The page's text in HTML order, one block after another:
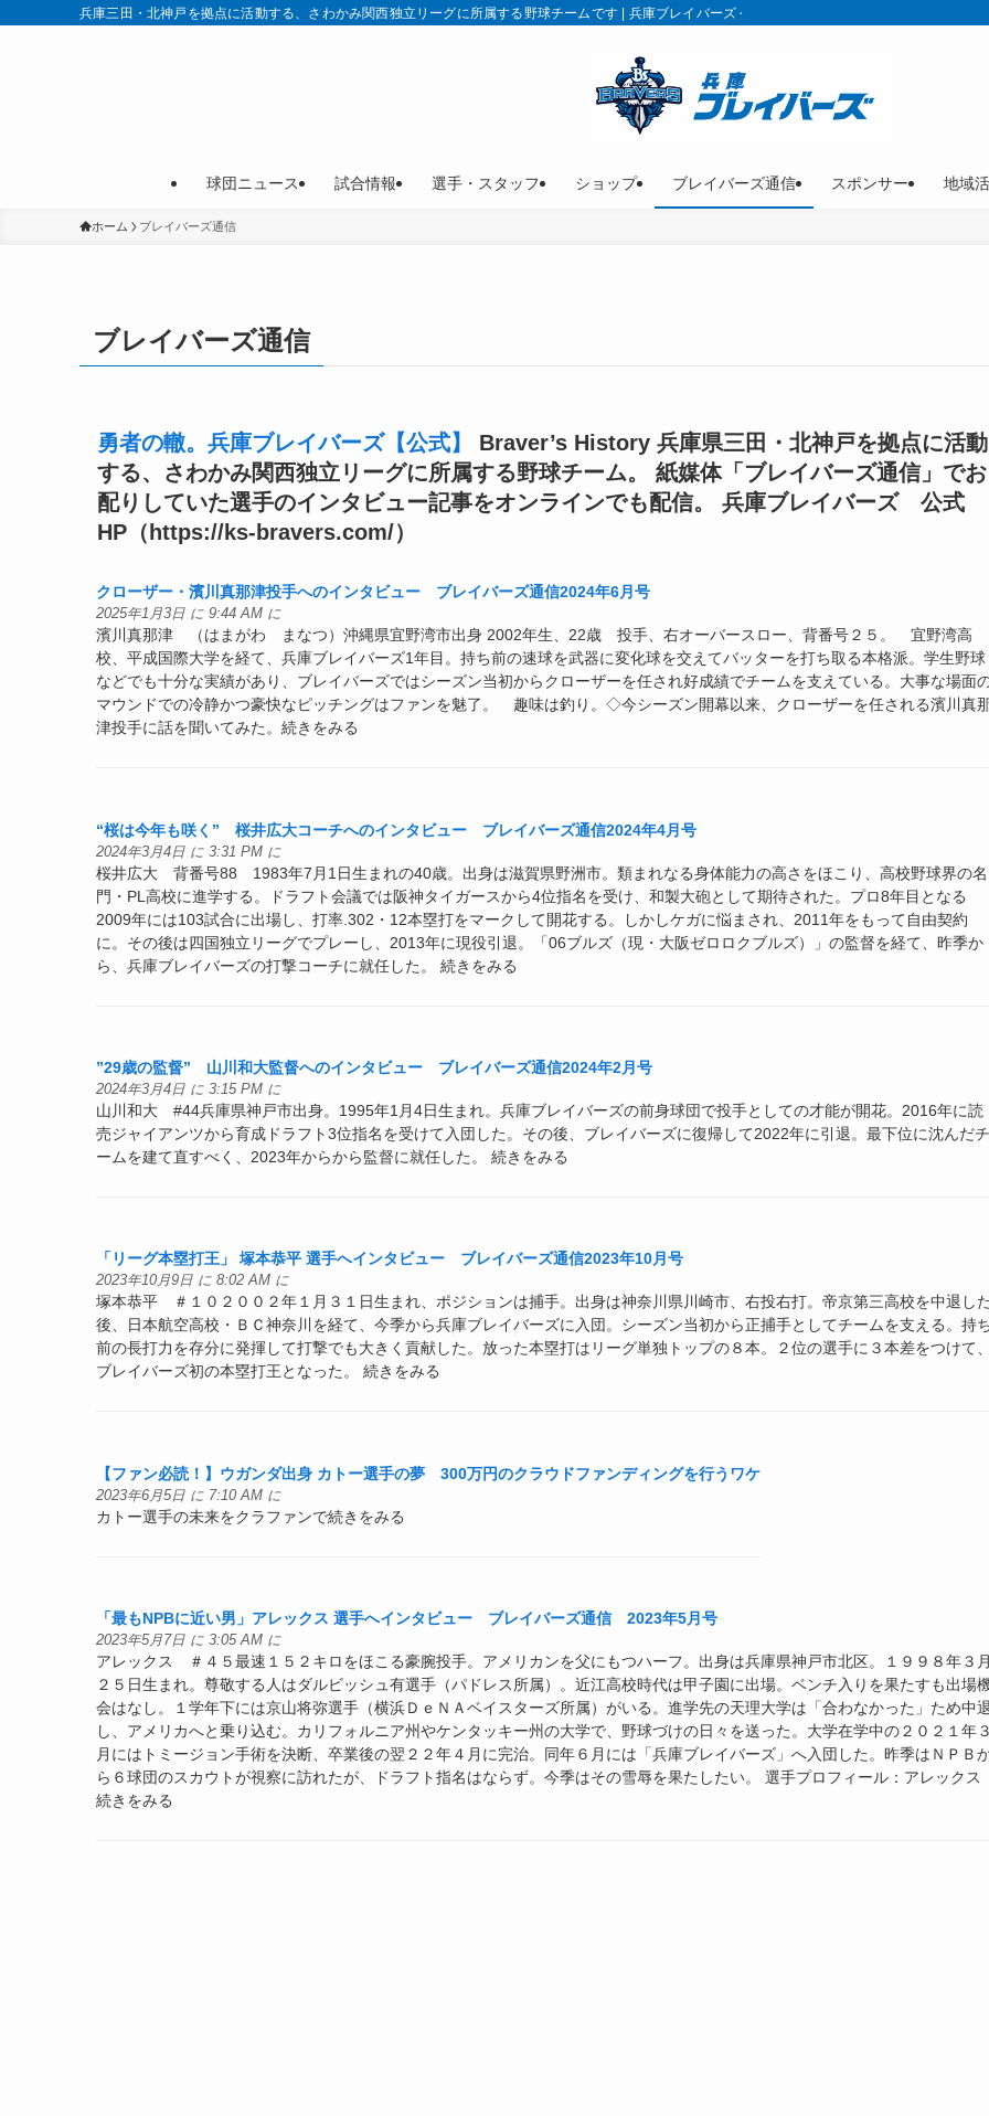
兵庫三田・北神戸を拠点に活動する、さわかみ関西独立リーグに所属する野球チームです | 兵庫ブレイバーズ 公式サイト
球団ニュース 試合情報 選手・スタッフ ショップ ブレイバーズ通信 スポンサー 地域
ホーム ブレイバーズ通信
ブレイバーズ通信
勇者の轍。兵庫ブレイバーズ【公式】
Braver’s History 兵庫県三田・北神戸を拠点に活動
する、さわかみ関西独立リーグに所属する野球チーム。 紙媒体「ブレイバーズ通信」でお
配りしていた選手のインタビュー記事をオンラインでも配信。 兵庫ブレイバーズ 公式
HP（https://ks-bravers.com/）
クローザー・濱川真那津投手へのインタビュー ブレイバーズ通信2024年6月号
2025年1月3日 に 9:44 AM に
濱川真那津 （はまがわ まなつ）沖縄県宜野湾市出身 2002年生、22歳 投手、右オーバースロー、背番号２５。 宜野湾高
校、平成国際大学を経て、兵庫ブレイバーズ1年目。持ち前の速球を武器に変化球を交えてバッターを打ち取る本格派。学生野球
などでも十分な実績があり、ブレイバーズではシーズン当初からクローザーを任され好成績でチームを支えている。大事な場面
マウンドでの冷静かつ豪快なピッチングはファンを魅了。 趣味は釣り。◇今シーズン開幕以来、クローザーを任される濱川真
津投手に話を聞いてみた。続きをみる
“桜は今年も咲く” 桜井広大コーチへのインタビュー ブレイバーズ通信2024年4月号
2024年3月4日 に 3:31 PM に
桜井広大 背番号88 1983年7月1日生まれの40歳。出身は滋賀県野洲市。類まれなる身体能力の高さをほこり、高校野球界の名
門・PL高校に進学する。ドラフト会議では阪神タイガースから4位指名を受け、和製大砲として期待された。プロ8年目となる
2009年には103試合に出場し、打率.302・12本塁打をマークして開花する。しかしケガに悩まされ、2011年をもって自由契約
に。その後は四国独立リーグでプレーし、2013年に現役引退。「06ブルズ（現・大阪ゼロロクブルズ）」の監督を経て、昨季か
ら、兵庫ブレイバーズの打撃コーチに就任した。 続きをみる
”29歳の監督” 山川和大監督へのインタビュー ブレイバーズ通信2024年2月号
2024年3月4日 に 3:15 PM に
山川和大 #44兵庫県神戸市出身。1995年1月4日生まれ。兵庫ブレイバーズの前身球団で投手としての才能が開花。2016年に読
売ジャイアンツから育成ドラフト3位指名を受けて入団した。その後、ブレイバーズに復帰して2022年に引退。最下位に沈んだチ
ームを建て直すべく、2023年からから監督に就任した。 続きをみる
「リーグ本塁打王」 塚本恭平 選手へインタビュー ブレイバーズ通信2023年10月号
2023年10月9日 に 8:02 AM に
塚本恭平 ＃１０２００２年１月３１日生まれ、ポジションは捕手。出身は神奈川県川崎市、右投右打。帝京第三高校を中退した
後、日本航空高校・ＢＣ神奈川を経て、今季から兵庫ブレイバーズに入団。シーズン当初から正捕手としてチームを支える。持
前の長打力を存分に発揮して打撃でも大きく貢献した。放った本塁打はリーグ単独トップの８本。２位の選手に３本差をつけて、
ブレイバーズ初の本塁打王となった。 続きをみる
【ファン必読！】ウガンダ出身 カトー選手の夢 300万円のクラウドファンディングを行うワケ
2023年6月5日 に 7:10 AM に
カトー選手の未来をクラファンで続きをみる
「最もNPBに近い男」アレックス 選手へインタビュー ブレイバーズ通信 2023年5月号
2023年5月7日 に 3:05 AM に
アレックス ＃４５最速１５２キロをほこる豪腕投手。アメリカンを父にもつハーフ。出身は兵庫県神戸市北区。１９９８年３月
２５日生まれ。尊敬する人はダルビッシュ有選手（パドレス所属）。近江高校時代は甲子園に出場。ベンチ入りを果たすも出場
会はなし。１学年下には京山将弥選手（横浜ＤｅＮＡベイスターズ所属）がいる。進学先の天理大学は「合わなかった」ため中
し、アメリカへと乗り込む。カリフォルニア州やケンタッキー州の大学で、野球づけの日々を送った。大学在学中の２０２１年３
月にはトミージョン手術を決断、卒業後の翌２２年４月に完治。同年６月には「兵庫ブレイバーズ」へ入団した。昨季はＮＰＢ
ら６球団のスカウトが視察に訪れたが、ドラフト指名はならず。今季はその雪辱を果たしたい。 選手プロフィール：アレックス
続きをみる